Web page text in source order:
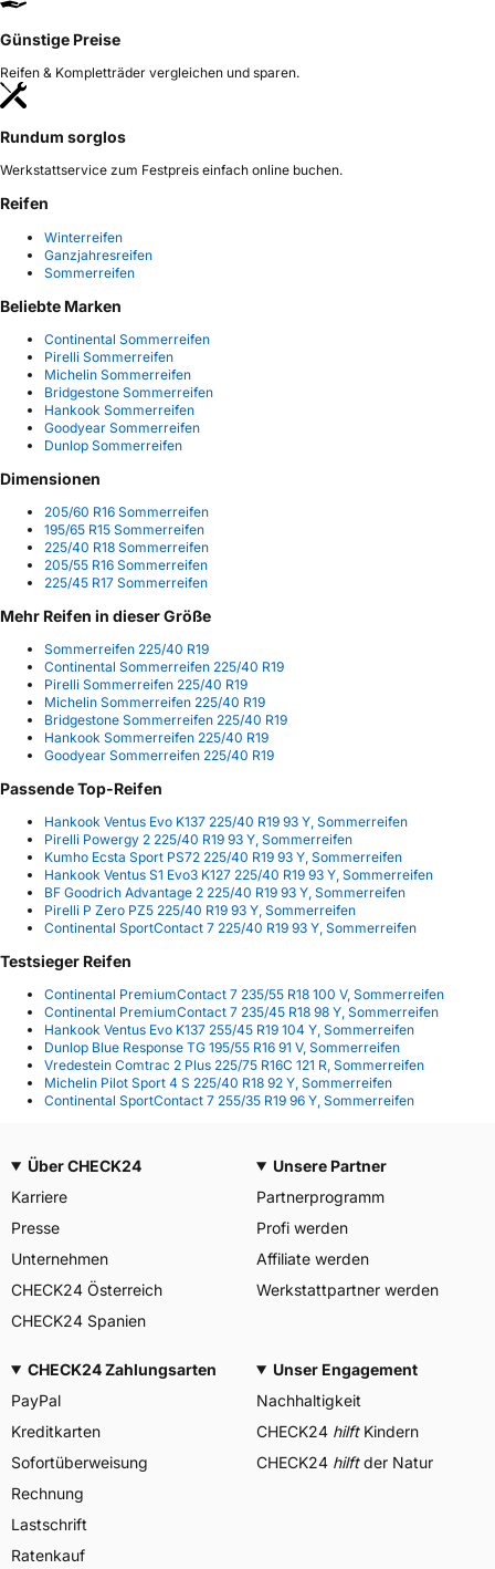
Günstige Preise
Reifen & Kompletträder vergleichen und sparen.
Rundum sorglos
Werkstattservice zum Festpreis einfach online buchen.
Reifen
Winterreifen
Ganzjahresreifen
Sommerreifen
Beliebte Marken
Continental Sommerreifen
Pirelli Sommerreifen
Michelin Sommerreifen
Bridgestone Sommerreifen
Hankook Sommerreifen
Goodyear Sommerreifen
Dunlop Sommerreifen
Dimensionen
205/60 R16 Sommerreifen
195/65 R15 Sommerreifen
225/40 R18 Sommerreifen
205/55 R16 Sommerreifen
225/45 R17 Sommerreifen
Mehr Reifen in dieser Größe
Sommerreifen 225/40 R19
Continental Sommerreifen 225/40 R19
Pirelli Sommerreifen 225/40 R19
Michelin Sommerreifen 225/40 R19
Bridgestone Sommerreifen 225/40 R19
Hankook Sommerreifen 225/40 R19
Goodyear Sommerreifen 225/40 R19
Passende Top-Reifen
Hankook Ventus Evo K137 225/40 R19 93 Y, Sommerreifen
Pirelli Powergy 2 225/40 R19 93 Y, Sommerreifen
Kumho Ecsta Sport PS72 225/40 R19 93 Y, Sommerreifen
Hankook Ventus S1 Evo3 K127 225/40 R19 93 Y, Sommerreifen
BF Goodrich Advantage 2 225/40 R19 93 Y, Sommerreifen
Pirelli P Zero PZ5 225/40 R19 93 Y, Sommerreifen
Continental SportContact 7 225/40 R19 93 Y, Sommerreifen
Testsieger Reifen
Continental PremiumContact 7 235/55 R18 100 V, Sommerreifen
Continental PremiumContact 7 235/45 R18 98 Y, Sommerreifen
Hankook Ventus Evo K137 255/45 R19 104 Y, Sommerreifen
Dunlop Blue Response TG 195/55 R16 91 V, Sommerreifen
Vredestein Comtrac 2 Plus 225/75 R16C 121 R, Sommerreifen
Michelin Pilot Sport 4 S 225/40 R18 92 Y, Sommerreifen
Continental SportContact 7 255/35 R19 96 Y, Sommerreifen
Über CHECK24
Karriere
Presse
Unternehmen
CHECK24 Österreich
CHECK24 Spanien
Unsere Partner
Partnerprogramm
Profi werden
Affiliate werden
Werkstattpartner werden
CHECK24 Zahlungsarten
PayPal
Kreditkarten
Sofortüberweisung
Rechnung
Lastschrift
Ratenkauf
Unser Engagement
Nachhaltigkeit
CHECK24 hilftKindern
CHECK24 hilftder Natur